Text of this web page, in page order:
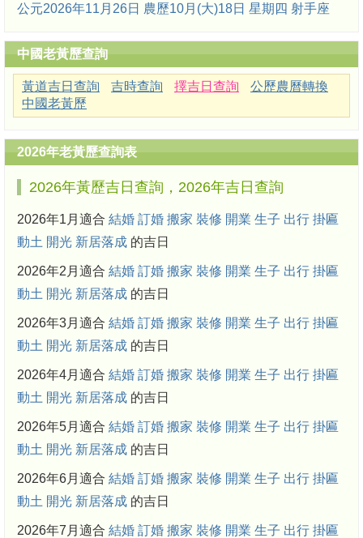
公元2026年11月26日 農歷10月(大)18日 星期四 射手座
中國老黃歷查詢
黃道吉日查詢 吉時查詢 擇吉日查詢
公歷農曆轉換
中國老黃歷
2026年老黃歷查詢表
2026年黃歷吉日查詢，2026年吉日查詢
2026年1月適合 結婚 訂婚 搬家 裝修 開業 生子 出行 掛匾
動土 開光 新居落成 的吉日
2026年2月適合 結婚 訂婚 搬家 裝修 開業 生子 出行 掛匾
動土 開光 新居落成 的吉日
2026年3月適合 結婚 訂婚 搬家 裝修 開業 生子 出行 掛匾
動土 開光 新居落成 的吉日
2026年4月適合 結婚 訂婚 搬家 裝修 開業 生子 出行 掛匾
動土 開光 新居落成 的吉日
2026年5月適合 結婚 訂婚 搬家 裝修 開業 生子 出行 掛匾
動土 開光 新居落成 的吉日
2026年6月適合 結婚 訂婚 搬家 裝修 開業 生子 出行 掛匾
動土 開光 新居落成 的吉日
2026年7月適合 結婚 訂婚 搬家 裝修 開業 生子 出行 掛匾